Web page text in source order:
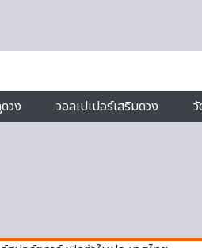
วง วอลเปเปอร์เสริมดวง